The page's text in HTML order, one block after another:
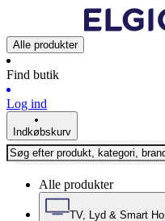
Alle produkter
Find butik
Log ind
Indkøbskurv
Alle produkter
TV, Lyd & Smart